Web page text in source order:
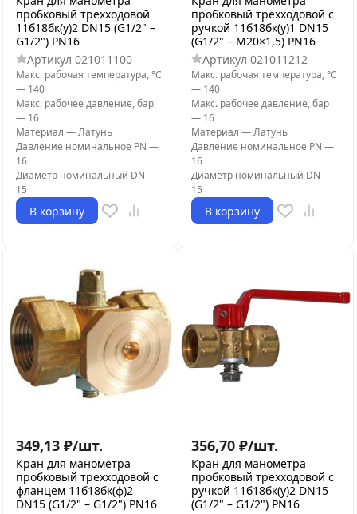
пробковый трехходовой
11б18бк(у)2 DN15 (G1/2" –
G1/2") PN16
Артикул 021011100
Макс. рабочая температура, °С
— 140
Макс. рабочее давление, бар
— 16
Материал —Латунь
Давление номинальное PN —
16
Диаметр номинальный DN —
15
В корзину
пробковый трехходовой с
ручкой 11б18бк(у)1 DN15
(G1/2" – М20×1,5) PN16
Артикул 021011212
Макс. рабочая температура, °С
— 140
Макс. рабочее давление, бар
— 16
Материал —Латунь
Давление номинальное PN —
16
Диаметр номинальный DN —
15
В корзину
349,13 ₽/шт.
Кран для манометра
пробковый трехходовой с
фланцем 11б18бк(ф)2
DN15 (G1/2" – G1/2") PN16
356,70 ₽/шт.
Кран для манометра
пробковый трехходовой с
ручкой 11б18бк(у)2 DN15
(G1/2" – G1/2") PN16